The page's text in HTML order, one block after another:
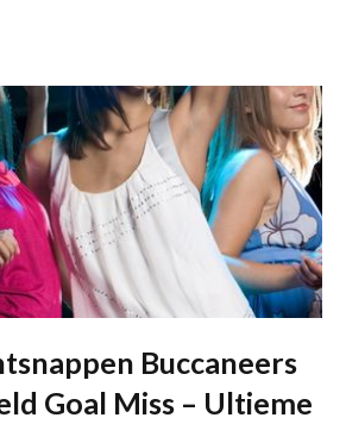
Buccaneers
Goal Miss – Ultieme